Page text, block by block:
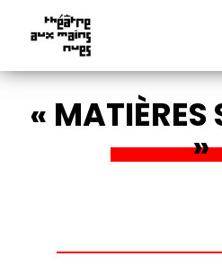
« MATIÈRES
»